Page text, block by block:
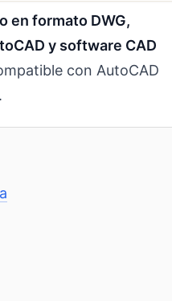
en formato DWG,
y software CAD
con AutoCAD